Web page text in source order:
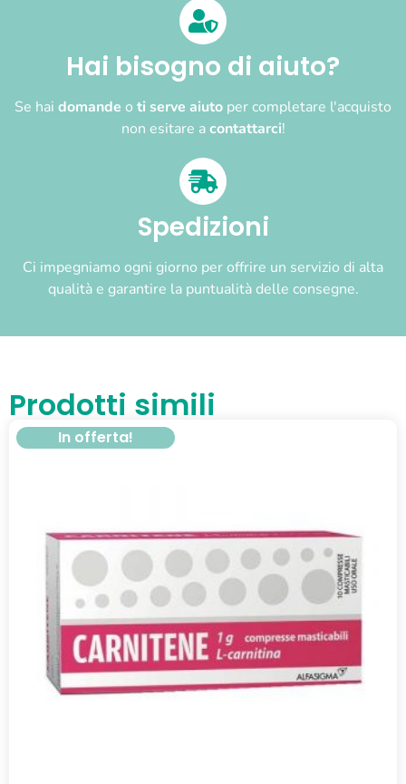
Hai bisogno di aiuto?
Se hai domande o ti serve aiuto per completare l'acquisto
non esitare acontattarci!
Spedizioni
Ci impegniamo ogni giorno per offrire un servizio di alta
qualità e garantire la puntualità delle consegne.
Prodotti simili
In offerta!